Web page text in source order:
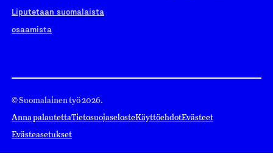
Liputetaan suomalaista
osaamista
© Suomalainen työ 2026.
Anna palautettaTietosuojaselosteKäyttöehdotEvästeet
Evästeasetukset